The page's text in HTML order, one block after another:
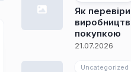
Як
покупкою
21.07.2026
Uncategorized